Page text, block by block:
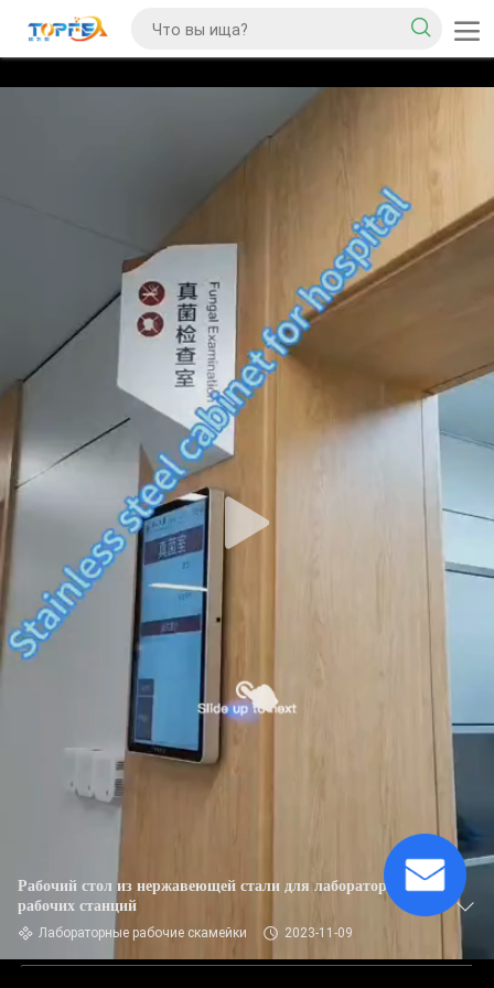
Рабочий стол из нержавеющей стали для лабораторных
рабочих станций
Лабораторные рабочие скамейки 2023-11-09